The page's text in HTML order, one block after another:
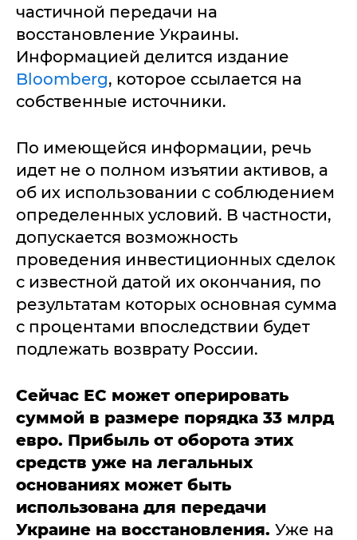
частичной передачи на
восстановление Украины.
Информацией делится издание
Bloomberg, которое ссылается на
собственные источники.
По имеющейся информации, речь
идет не о полном изъятии активов, а
об их использовании с соблюдением
определенных условий. В частности,
допускается возможность
проведения инвестиционных сделок
с известной датой их окончания, по
результатам которых основная сумма
с процентами впоследствии будет
подлежать возврату России.
Сейчас ЕС может оперировать
суммой в размере порядка 33 млрд
евро. Прибыль от оборота этих
средств уже на легальных
основаниях может быть
использована для передачи
Украине на восстановления. Уже на